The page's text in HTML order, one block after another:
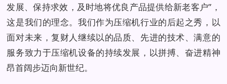
发展、保持求效，及时地将优良产品提供给新老客户”，
这是我们的理念。我们作为压缩机行业的后起之秀，以
面对未来，复财人继续以的品质、先进的技术、满意的
服务致力于压缩机设备的持续发展，以拼搏、奋进精神
昂首阔步迈向新世纪。